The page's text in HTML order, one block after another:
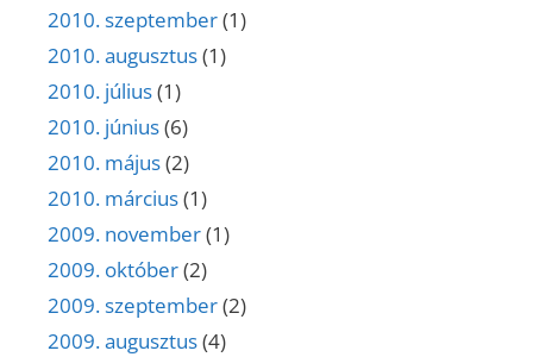
2010. szeptember(1)
2010. augusztus(1)
2010. július(1)
2010. június(6)
2010. május(2)
2010. március(1)
2009. november(1)
2009. október(2)
2009. szeptember(2)
2009. augusztus(4)